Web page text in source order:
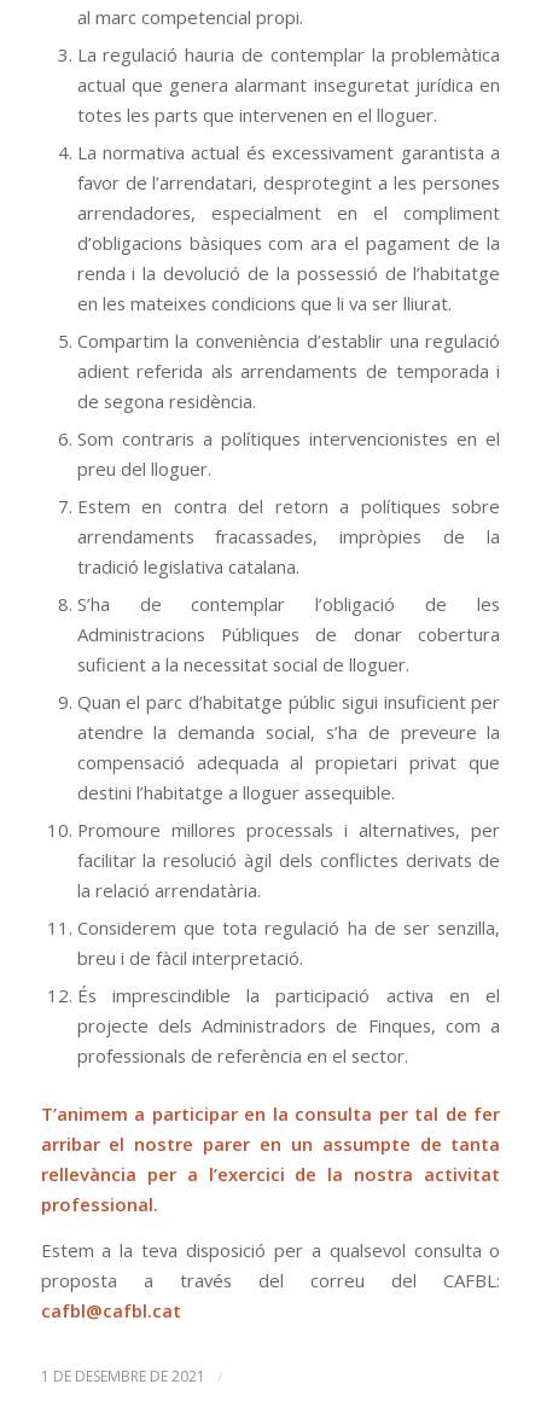
al marc competencial propi.
La regulació hauria de contemplar la problemàtica
actual que genera alarmant inseguretat jurídica en
totes les parts que intervenen en el lloguer.
La normativa actual és excessivament garantista a
favor de l’arrendatari, desprotegint a les persones
arrendadores, especialment en el compliment
d’obligacions bàsiques com ara el pagament de la
renda i la devolució de la possessió de l’habitatge
en les mateixes condicions que li va ser lliurat.
Compartim la conveniència d’establir una regulació
adient referida als arrendaments de temporada i
de segona residència.
Som contraris a polítiques intervencionistes en el
preu del lloguer.
Estem en contra del retorn a polítiques sobre
arrendaments fracassades, impròpies de la
tradició legislativa catalana.
S’ha de contemplar l’obligació de les
Administracions Públiques de donar cobertura
suficient a la necessitat social de lloguer.
Quan el parc d’habitatge públic sigui insuficient per
atendre la demanda social, s’ha de preveure la
compensació adequada al propietari privat que
destini l’habitatge a lloguer assequible.
Promoure millores processals i alternatives, per
facilitar la resolució àgil dels conflictes derivats de
la relació arrendatària.
Considerem que tota regulació ha de ser senzilla,
breu i de fàcil interpretació.
És imprescindible la participació activa en el
projecte dels Administradors de Finques, com a
professionals de referència en el sector.
T’animem a participar en la consulta per tal de fer
arribar el nostre parer en un assumpte de tanta
rellevància per a l’exercici de la nostra activitat
professional.
Estem a la teva disposició per a qualsevol consulta o
proposta a través del correu del CAFBL:
cafbl@cafbl.cat
1 DE DESEMBRE DE 2021 /